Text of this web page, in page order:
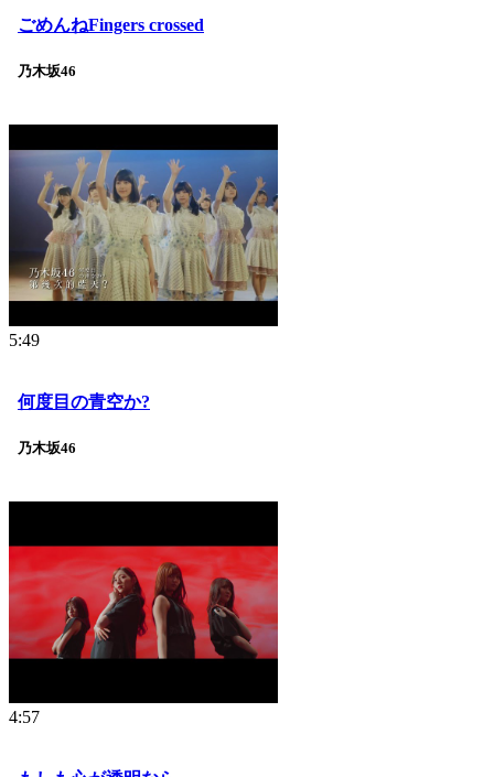
ごめんねFingers crossed
乃木坂46
5:49
何度目の青空か?
乃木坂46
4:57